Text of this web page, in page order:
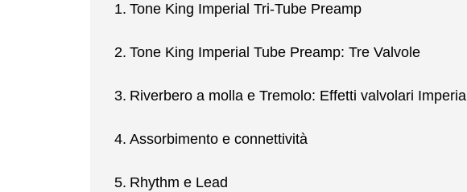
Tone King Imperial Tri-Tube Preamp
Tone King Imperial Tube Preamp: Tre Valvole
Riverbero a molla e Tremolo: Effetti valvolari Imperial
Assorbimento e connettività
Rhythm e Lead